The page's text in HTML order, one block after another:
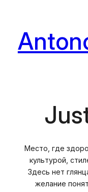
содержимому
Место, где
культурой,
Здесь нет
желание